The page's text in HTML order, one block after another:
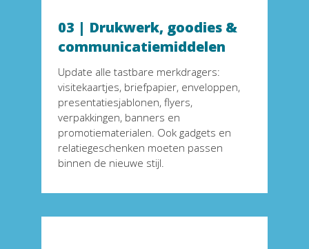
03 | Drukwerk, goodies &
communicatiemiddelen
Update alle tastbare merkdragers:
visitekaartjes, briefpapier, enveloppen,
presentatiesjablonen, flyers,
verpakkingen, banners en
promotiematerialen. Ook gadgets en
relatiegeschenken moeten passen
binnen de nieuwe stijl.